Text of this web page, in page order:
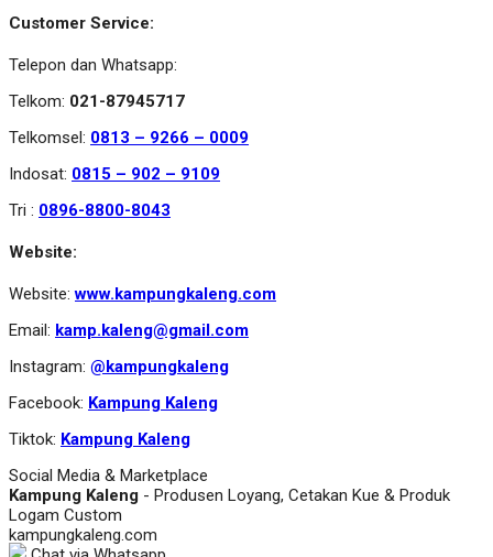
Customer Service:
Telepon dan Whatsapp:
Telkom: 021-87945717
Telkomsel: 0813 – 9266 – 0009
Indosat: 0815 – 902 – 9109
Tri : 0896-8800-8043
Website:
Website:www.kampungkaleng.com
Email: kamp.kaleng@gmail.com
Instagram: @kampungkaleng
Facebook: Kampung Kaleng
Tiktok: Kampung Kaleng
Social Media & Marketplace
Kampung Kaleng - Produsen Loyang, Cetakan Kue & Produk
Logam Custom
kampungkaleng.com